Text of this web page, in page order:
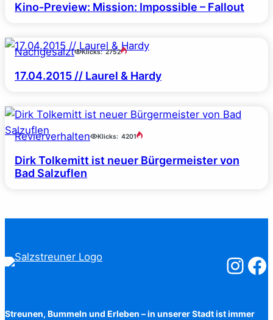
Kino-Preview: Mission: Impossible – Fallout
Nachgesalzt Klicks: 2752
17.04.2015 // Laurel & Hardy
Revierverhalten Klicks: 4201
Dirk Tolkemitt ist neuer Bürgermeister von
Bad Salzuflen
Streunen, Bummeln und Erleben – in unserer Stadt ist immer